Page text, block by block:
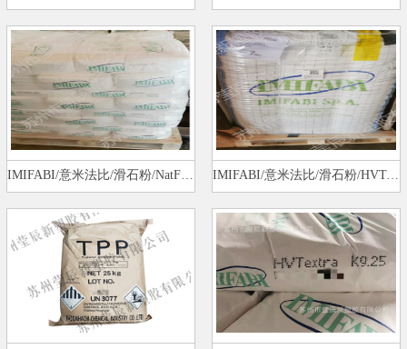
IMIFABI/意米法比/滑石粉/NatFee… IMIFABI/意米法比/滑石粉/HVText…